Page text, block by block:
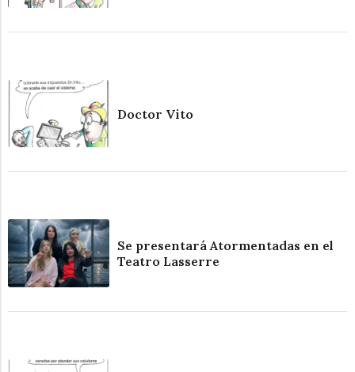
Doctor Vito
Se presentará Atormentadas en el
Teatro Lasserre